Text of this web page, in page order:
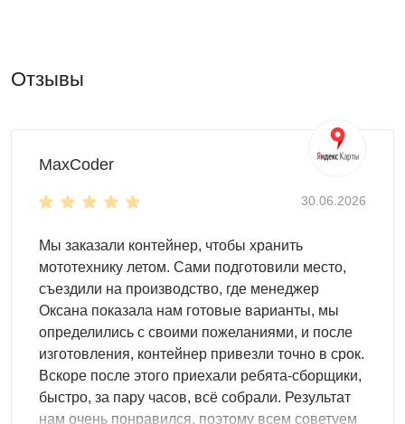
После сборки хозблоком можно сразу пользоваться.
Конструкция контейнера SKOGGY под хозблок
Даже после 50-го цикла хозблок будет готов к
эксплуатации.
Благодаря высокому качеству материала и
уникальным технологиям, используемым при
производстве, хозблоки SKOGGY сохраняют свои
эксплуатационные свойства на протяжении многих
лет.
Со временем хозблок стал уже не нужен? И такое
Отзывы
MaxCoder
30.06.2026
Мы заказали контейнер, чтобы хранить
мототехнику летом. Сами подготовили место,
съездили на производство, где менеджер
Оксана показала нам готовые варианты, мы
определились с своими пожеланиями, и после
изготовления, контейнер привезли точно в срок.
Вскоре после этого приехали ребята-сборщики,
быстро, за пару часов, всё собрали. Результат
нам очень понравился, поэтому всем советуем